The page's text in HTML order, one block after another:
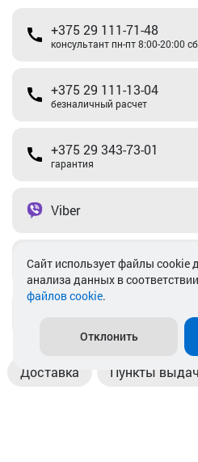
+375 29 111-71-48
консультант пн-пт 8:00-20:00
+375 29 111-13-04
безналичный расчет
+375 29 343-73-01
гарантия
Viber
Telegram
Доставка Пункты
Cайт использует файлы cookie
анализа данных в
файлов cookie.
Отклонить